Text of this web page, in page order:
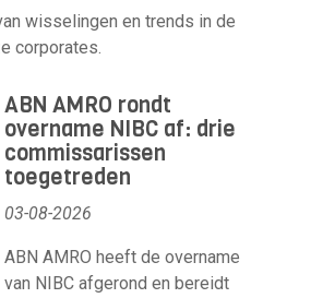
wisselingen en trends in de
corporates.
ABN AMRO rondt
overname NIBC af: drie
commissarissen
toegetreden
03-08-2026
ABN AMRO heeft de overname
van NIBC afgerond en bereidt